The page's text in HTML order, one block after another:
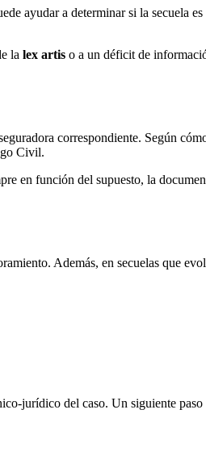
ayudar a determinar si la secuela es
la lex artis o a un déficit de
correspondiente. Según
Civil.
en función del supuesto, la
Además, en secuelas que
jurídico del caso. Un siguiente paso